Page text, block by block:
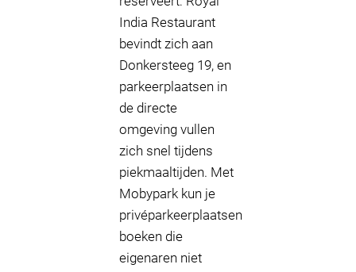
India Restaurant
bevindt zich aan
Donkersteeg 19, en
parkeerplaatsen in
de directe
omgeving vullen
zich snel tijdens
piekmaaltijden. Met
Mobypark kun je
privéparkeerplaatsen
boeken die
eigenaren niet